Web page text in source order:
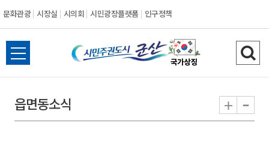
문화관광 시장실 시의회 시민광장플랫폼 인구정책
시
민
전
체
뉴
열
검
색
기
읍면동소식 + -